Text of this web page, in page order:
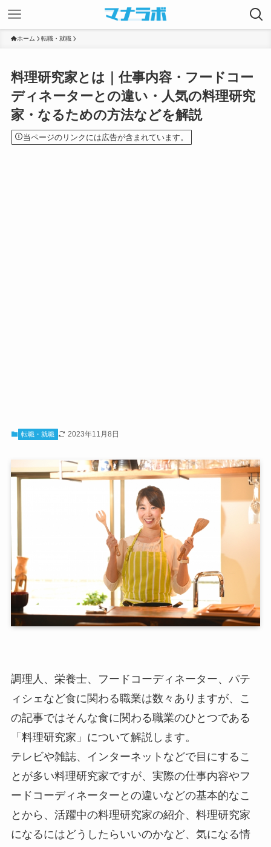
ホーム 転職・就職
料理研究家とは｜仕事内容・フードコー
ディネーターとの違い・人気の料理研究
家・なるための方法などを解説
当ページのリンクには広告が含まれています。
転職・就職 2023年11月8日
調理人、栄養士、フードコーディネーター、パテ
ィシェなど食に関わる職業は数々ありますが、こ
の記事ではそんな食に関わる職業のひとつである
「料理研究家」について解説します。
テレビや雑誌、インターネットなどで目にするこ
とが多い料理研究家ですが、実際の仕事内容やフ
ードコーディネーターとの違いなどの基本的なこ
とから、活躍中の料理研究家の紹介、料理研究家
になるにはどうしたらいいのかなど、気になる情